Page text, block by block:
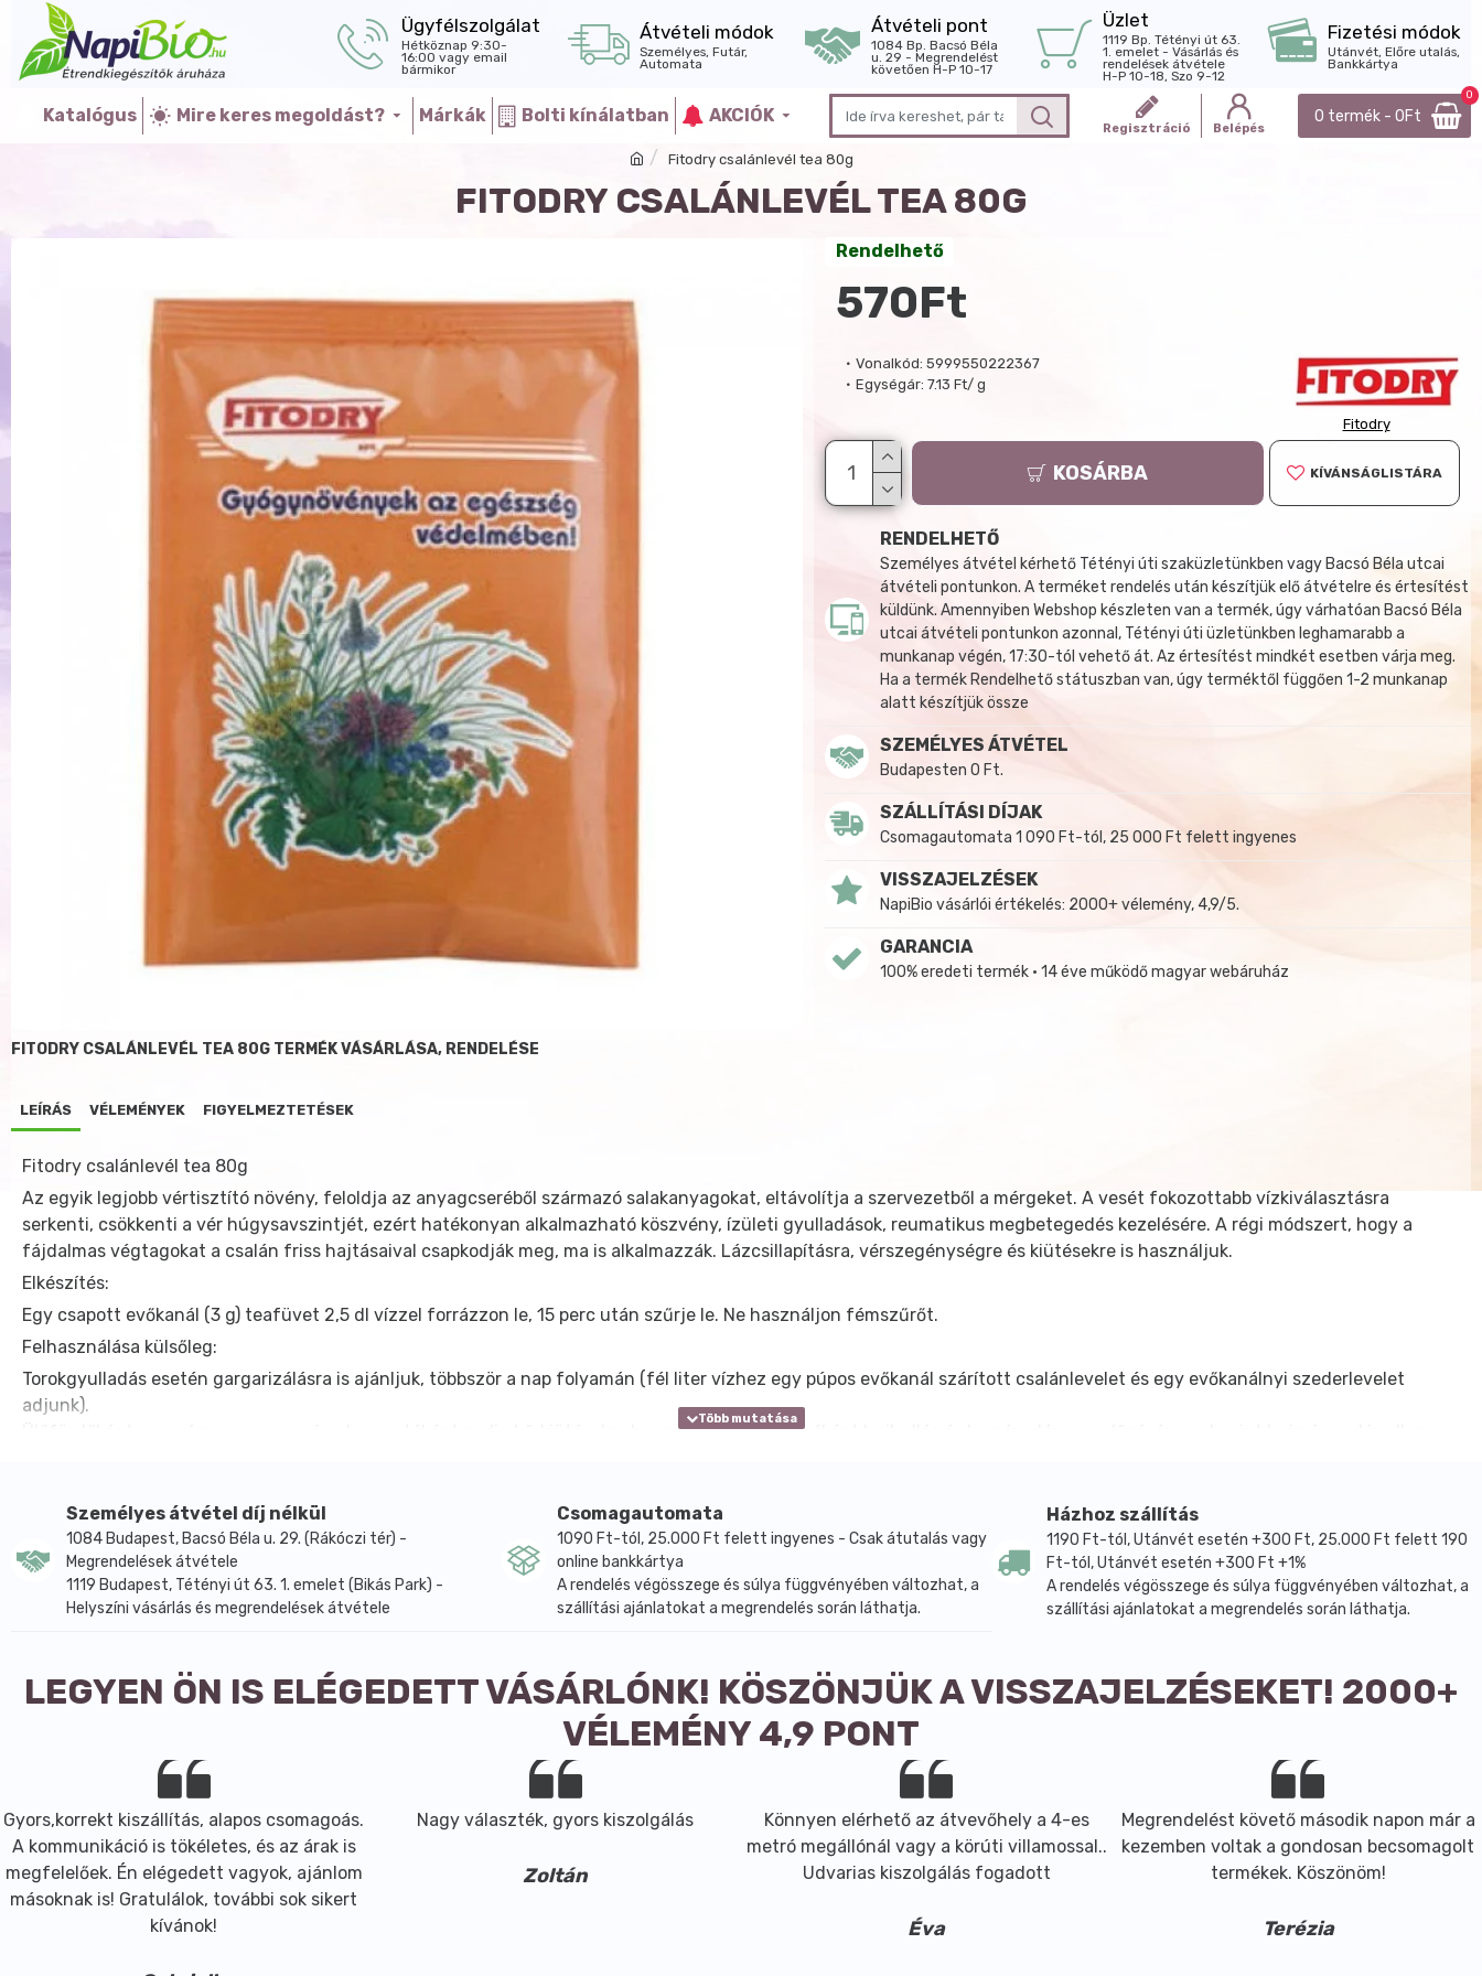
Ügyfélszolgálat
Hétköznap 9:30-
16:00 vagy email
bármikor
Átvételi módok
Személyes, Futár,
Automata
Átvételi pont
1084 Bp. Bacsó Béla
u. 29 - Megrendelést
követően H-P 10-17
Üzlet
1119 Bp. Tétényi út 63.
1. emelet - Vásárlás és
rendelések átvétele
H-P 10-18, Szo 9-12
Fizetési módok
Utánvét, Előre utalás,
Bankkártya
Katalógus Mire keres megoldást? Márkák Bolti kínálatban AKCIÓK
Regisztráció Belépés
0 termék - 0Ft
0
Fitodry csalánlevél tea 80g
FITODRY CSALÁNLEVÉL TEA 80G
Vonalkód: 5999550222367
Egységár: 7.13 Ft/ g
Fitodry
Rendelhető
570Ft
KOSÁRBA KÍVÁNSÁGLISTÁRA
RENDELHETŐ
Személyes átvétel kérhető Tétényi úti szaküzletünkben vagy Bacsó Béla utcai
átvételi pontunkon. A terméket rendelés után készítjük elő átvételre és értesítést
küldünk. Amennyiben Webshop készleten van a termék, úgy várhatóan Bacsó Béla
utcai átvételi pontunkon azonnal, Tétényi úti üzletünkben leghamarabb a
munkanap végén, 17:30-tól vehető át. Az értesítést mindkét esetben várja meg.
Ha a termék Rendelhető státuszban van, úgy terméktől függően 1-2 munkanap
alatt készítjük össze
SZEMÉLYES ÁTVÉTEL
Budapesten 0 Ft.
SZÁLLÍTÁSI DÍJAK
Csomagautomata 1 090 Ft-tól, 25 000 Ft felett ingyenes
VISSZAJELZÉSEK
NapiBio vásárlói értékelés: 2000+ vélemény, 4,9/5.
GARANCIA
100% eredeti termék • 14 éve működő magyar webáruház
FITODRY CSALÁNLEVÉL TEA 80G TERMÉK VÁSÁRLÁSA, RENDELÉSE
LEÍRÁS VÉLEMÉNYEK FIGYELMEZTETÉSEK
Fitodry csalánlevél tea 80g
Az egyik legjobb vértisztító növény, feloldja az anyagcseréből származó salakanyagokat, eltávolítja a szervezetből a mérgeket. A vesét fokozottabb vízkiválasztásra
serkenti, csökkenti a vér húgysavszintjét, ezért hatékonyan alkalmazható köszvény, ízületi gyulladások, reumatikus megbetegedés kezelésére. A régi módszert, hogy a
fájdalmas végtagokat a csalán friss hajtásaival csapkodják meg, ma is alkalmazzák. Lázcsillapításra, vérszegénységre és kiütésekre is használjuk.
Elkészítés:
Egy csapott evőkanál (3 g) teafüvet 2,5 dl vízzel forrázzon le, 15 perc után szűrje le. Ne használjon fémszűrőt.
Felhasználása külsőleg:
Torokgyulladás esetén gargarizálásra is ajánljuk, többször a nap folyamán (fél liter vízhez egy púpos evőkanál szárított csalánlevelet és egy evőkanálnyi szederlevelet
adjunk).
Ülőfürdőként aranyérre vagy reumára, borogatóként pedig bőrkiütésekre használhatják. Lemosóként hajhullás és korpásodás megelőzésére, valamint hajzsírosodás ellen.
Ellenjavallat:
Gyermekeknek 12 éves kor alatt nem ajánlott.
Száraz és hűvős helyen tárolandó.
Személyes átvétel díj nélkül
1084 Budapest, Bacsó Béla u. 29. (Rákóczi tér) -
Megrendelések átvétele
1119 Budapest, Tétényi út 63. 1. emelet (Bikás Park) -
Helyszíni vásárlás és megrendelések átvétele
Csomagautomata
1090 Ft-tól, 25.000 Ft felett ingyenes - Csak átutalás vagy
online bankkártya
A rendelés végösszege és súlya függvényében változhat, a
szállítási ajánlatokat a megrendelés során láthatja.
Házhoz szállítás
1190 Ft-tól, Utánvét esetén +300 Ft, 25.000 Ft felett 190
Ft-tól, Utánvét esetén +300 Ft +1%
A rendelés végösszege és súlya függvényében változhat, a
szállítási ajánlatokat a megrendelés során láthatja.
LEGYEN ÖN IS ELÉGEDETT VÁSÁRLÓNK! KÖSZÖNJÜK A VISSZAJELZÉSEKET! 2000+
VÉLEMÉNY 4,9 PONT
Gyors,korrekt kiszállítás, alapos csomagoás.
A kommunikáció is tökéletes, és az árak is
megfelelőek. Én elégedett vagyok, ajánlom
másoknak is! Gratulálok, további sok sikert
kívánok!
Nagy választék, gyors kiszolgálás
Zoltán
Könnyen elérhető az átvevőhely a 4-es
metró megállónál vagy a körúti villamossal..
Udvarias kiszolgálás fogadott
Éva
Megrendelést követő második napon már a
kezemben voltak a gondosan becsomagolt
termékek. Köszönöm!
Terézia